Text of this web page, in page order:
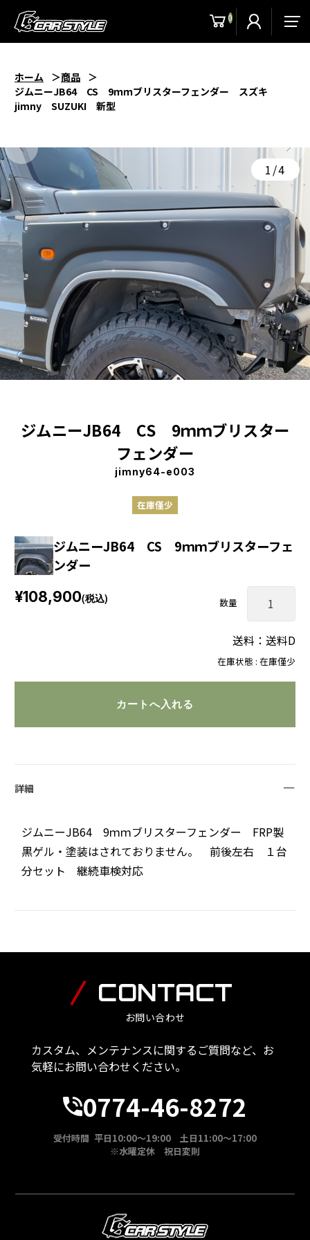
0
ホーム
商品
ジムニーJB64 CS 9ｍｍブリスターフェンダー スズキ
jimny SUZUKI 新型
1/4
ジムニーJB64 CS 9ｍｍブリスター
フェンダー
jimny64-e003
在庫僅少
ジムニーJB64 CS 9ｍｍブリスターフェ
ンダー
在庫状態 : 在庫僅少
¥108,900(税込) 数量
送料：送料D
詳細
ジムニーJB64 9ｍｍブリスターフェンダー FRP製
黒ゲル・塗装はされておりません。 前後左右 １台
分セット 継続車検対応
CONTACT
お問い合わせ
カスタム、メンテナンスに関するご質問など、お
気軽にお問い合わせください。
0774-46-8272
受付時間 平日10:00～19:00 土日11:00～17:00
※水曜定休 祝日変則